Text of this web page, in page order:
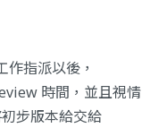
指派以後，
時間，並且視情
步版本給交給